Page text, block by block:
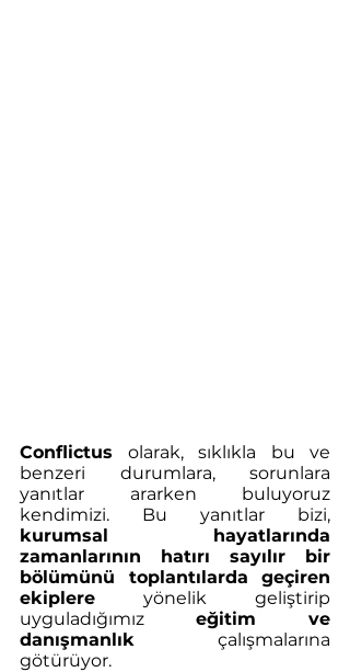
Conflictus olarak, sıklıkla bu ve
benzeri durumlara, sorunlara
yanıtlar ararken buluyoruz
kurumsal hayatlarında
zamanlarının hatırı sayılır bir
bölümünü toplantılarda geçiren
ekiplere yönelik geliştirip
uyguladığımız eğitim ve
danışmanlık çalışmalarına
götürüyor.